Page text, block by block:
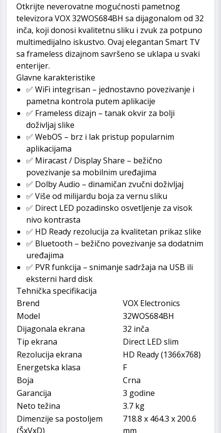
Otkrijte neverovatne mogućnosti pametnog
televizora VOX 32WOS684BH sa dijagonalom od 32
inča, koji donosi kvalitetnu sliku i zvuk za potpuno
multimedijalno iskustvo. Ovaj elegantan Smart TV
sa frameless dizajnom savršeno se uklapa u svaki
enterijer.
Glavne karakteristike
✅ WiFi integrisan – jednostavno povezivanje i
pametna kontrola putem aplikacije
✅ Frameless dizajn – tanak okvir za bolji
doživljaj slike
✅ WebOS – brz i lak pristup popularnim
aplikacijama
✅ Miracast / Display Share – bežično
povezivanje sa mobilnim uređajima
✅ Dolby Audio – dinamičan zvučni doživljaj
✅ Više od milijardu boja za vernu sliku
✅ Direct LED pozadinsko osvetljenje za visok
nivo kontrasta
✅ HD Ready rezolucija za kvalitetan prikaz slike
✅ Bluetooth – bežično povezivanje sa dodatnim
uređajima
✅ PVR funkcija – snimanje sadržaja na USB ili
eksterni hard disk
Tehnička specifikacija
Brend
VOX Electronics
Model
32WOS684BH
Dijagonala ekrana
32 inča
Tip ekrana
Direct LED slim
Rezolucija ekrana
HD Ready (1366x768)
Energetska klasa
F
Boja
Crna
Garancija
3 godine
Neto težina
3.7 kg
Dimenzije sa postoljem
(ŠxVxD)
718.8 x 464.3 x 200.6
mm